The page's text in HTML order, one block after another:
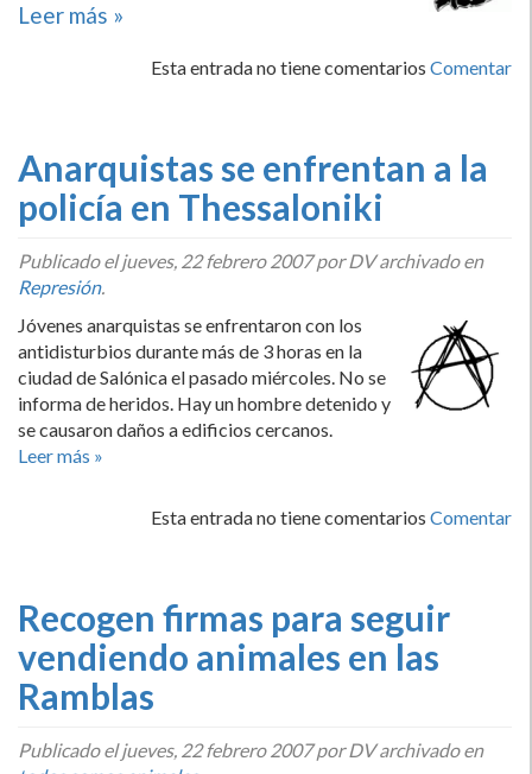
Leer más »
Esta entrada no tiene comentarios Comentar
Anarquistas se enfrentan a la
policí­a en Thessaloniki
Publicado eljueves, 22 febrero 2007por DV archivado en
Represión.
Jóvenes anarquistas se enfrentaron con los
antidisturbios durante más de 3 horas en la
ciudad de Salónica el pasado miércoles. No se
informa de heridos. Hay un hombre detenido y
se causaron daños a edificios cercanos.
Leer más »
Esta entrada no tiene comentarios Comentar
Recogen firmas para seguir
vendiendo animales en las
Ramblas
Publicado eljueves, 22 febrero 2007por DV archivado en